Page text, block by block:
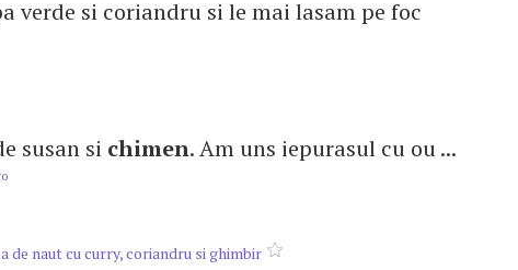
verde si coriandru si le mai lasam pe foc
susan si chimen. Am uns iepurasul cu ou ...
de naut cu curry, coriandru si ghimbir